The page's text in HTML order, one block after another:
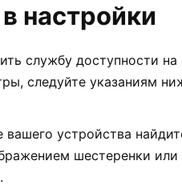
настройки
службу доступности
следуйте указаниям
вашего устройства
шестеренки